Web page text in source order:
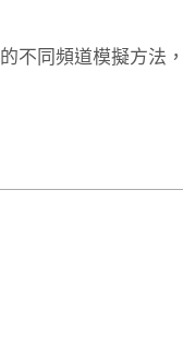
不同頻道模擬方